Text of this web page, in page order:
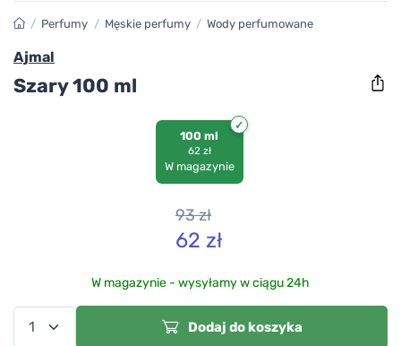
/ Perfumy / Męskie perfumy / Wody perfumowane
Ajmal
Szary 100 ml
100 ml
62 zł
W magazynie
93zł
62 zł
W magazynie - wysyłamy w ciągu 24h
Dodaj do koszyka